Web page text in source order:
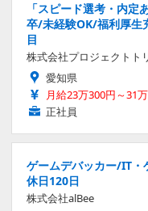
「スピード選考・内
卒/未経験OK/福利厚生
目
株式会社プロジェクトト
愛知県
月給23万300円～31
正社員
ゲームデバッカー/IT
休日120日
株式会社alBee